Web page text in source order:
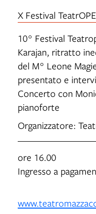
X Festival
10° Festival
Karajan, ritratto
del M° Leone
presentato e
Concerto con
pianoforte
Organizzatore:
ore 16.00
Ingresso a